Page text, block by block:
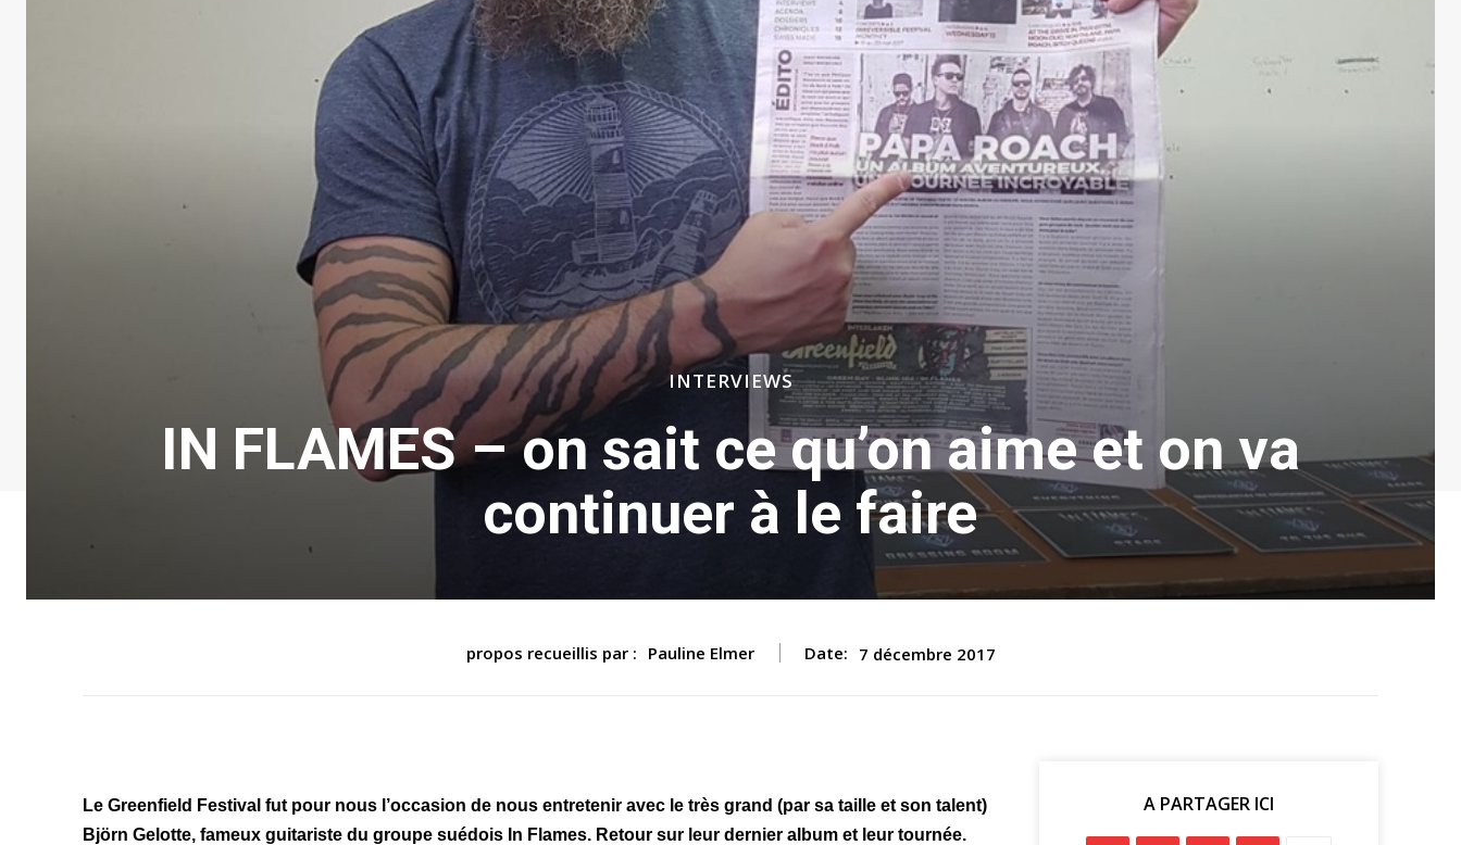
INTERVIEWS
IN FLAMES – on sait ce qu’on aime et on va
continuer à le faire
propos recueillis par : Pauline Elmer Date: 7 décembre 2017
Le Greenfield Festival fut pour nous l’occasion de nous entretenir avec le très grand (par sa taille et son talent)
Björn Gelotte, fameux guitariste du groupe suédois In Flames. Retour sur leur dernier album et leur tournée.
A PARTAGER ICI